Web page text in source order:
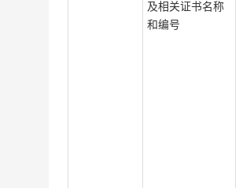
及相关证书名称
和编号